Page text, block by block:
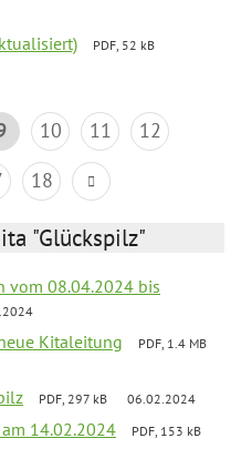
PDF, 52 kB
10 11
12
18
"Glückspilz"
vom 08.04.2024 bis
Kitaleitung
PDF, 1.4 MB
PDF, 297 kB 06.02.2024
14.02.2024
PDF, 153 kB